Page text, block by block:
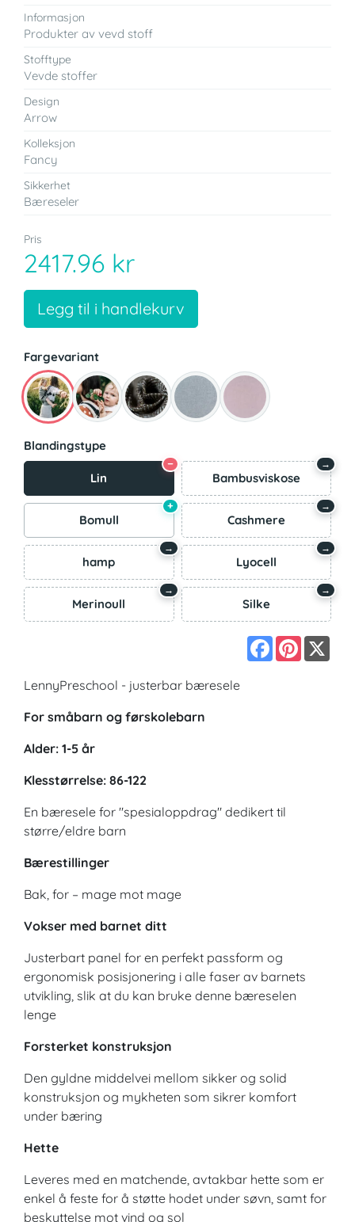
Informasjon
Produkter av vevd stoff
Stofftype
Vevde stoffer
Design
Arrow
Kolleksjon
Fancy
Sikkerhet
Bæreseler
Pris
2417.96 kr
Legg til i handlekurv
Fargevariant
Blandingstype
Lin
−
Bambusviskose
→
Bomull
+
Cashmere
→
hamp
→
Lyocell
→
Merinoull
→
Silke
→
Facebook
Pinterest
LennyPreschool - justerbar bæresele
For småbarn og førskolebarn
Alder: 1-5 år
Klesstørrelse: 86-122
En bæresele for "spesialoppdrag" dedikert til
større/eldre barn
Bærestillinger
Bak, for – mage mot mage
Vokser med barnet ditt
Justerbart panel for en perfekt passform og
ergonomisk posisjonering i alle faser av barnets
utvikling, slik at du kan bruke denne bæreselen
lenge
Forsterket konstruksjon
Den gyldne middelvei mellom sikker og solid
konstruksjon og mykheten som sikrer komfort
under bæring
Hette
Leveres med en matchende, avtakbar hette som er
enkel å feste for å støtte hodet under søvn, samt for
beskyttelse mot vind og sol